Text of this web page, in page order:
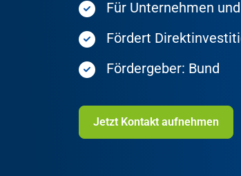
Für Unternehmen
Fördert
Fördergeber: Bund
Jetzt Kontakt aufnehmen